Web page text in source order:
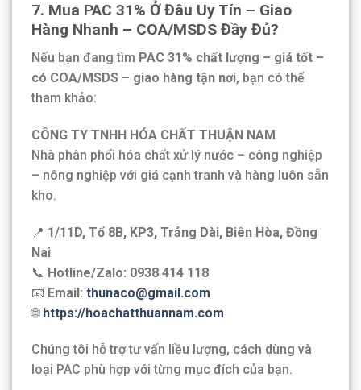
7. Mua PAC 31% Ở Đâu Uy Tín – Giao
Hàng Nhanh – COA/MSDS Đầy Đủ?
Nếu bạn đang tìm PAC 31% chất lượng – giá tốt –
có COA/MSDS – giao hàng tận nơi, bạn có thể
tham khảo:
CÔNG TY TNHH HÓA CHẤT THUẬN NAM
Nhà phân phối hóa chất xử lý nước – công nghiệp
– nông nghiệp với giá cạnh tranh và hàng luôn sẵn
kho.
📍 1/11D, Tổ 8B, KP3, Trảng Dài, Biên Hòa, Đồng
Nai
📞 Hotline/Zalo: 0938 414 118
📧 Email: thunaco@gmail.com
🌐 https://hoachatthuannam.com
Chúng tôi hỗ trợ tư vấn liều lượng, cách dùng và
loại PAC phù hợp với từng mục đích của bạn.